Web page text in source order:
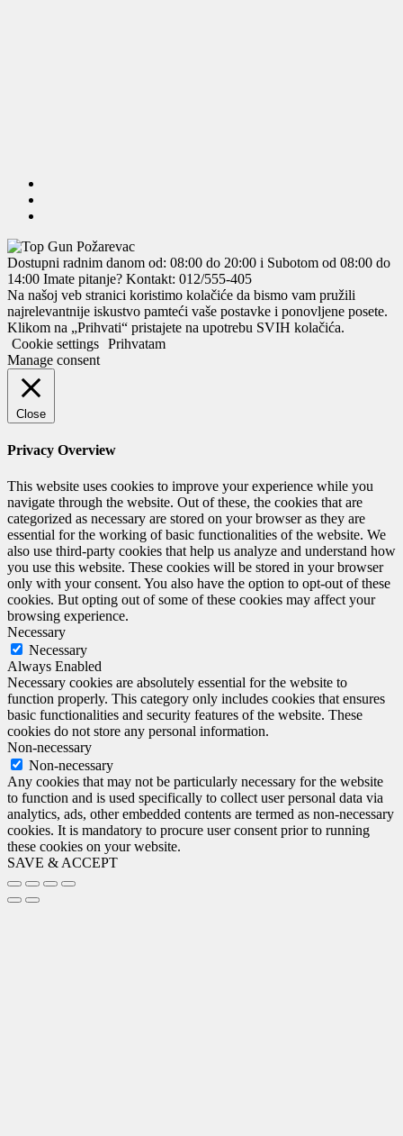
Dostupni radnim danom od: 08:00 do 20:00 i Subotom od 08:00 do
14:00 Imate pitanje? Kontakt: 012/555-405
Na našoj veb stranici koristimo kolačiće da bismo vam pružili
najrelevantnije iskustvo pamteći vaše postavke i ponovljene posete.
Klikom na „Prihvati“ pristajete na upotrebu SVIH kolačića.
Cookie settings Prihvatam
Manage consent
Close
Privacy Overview
This website uses cookies to improve your experience while you
navigate through the website. Out of these, the cookies that are
categorized as necessary are stored on your browser as they are
essential for the working of basic functionalities of the website. We
also use third-party cookies that help us analyze and understand how
you use this website. These cookies will be stored in your browser
only with your consent. You also have the option to opt-out of these
cookies. But opting out of some of these cookies may affect your
browsing experience.
Necessary
Necessary
Always Enabled
Necessary cookies are absolutely essential for the website to
function properly. This category only includes cookies that ensures
basic functionalities and security features of the website. These
cookies do not store any personal information.
Non-necessary
Non-necessary
Any cookies that may not be particularly necessary for the website
to function and is used specifically to collect user personal data via
analytics, ads, other embedded contents are termed as non-necessary
cookies. It is mandatory to procure user consent prior to running
these cookies on your website.
SAVE & ACCEPT